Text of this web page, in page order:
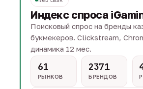
Индекс спроса
Поисковый спрос на бренды
букмекеров. Clickstream,
динамика 12 мес.
61
РЫНКОВ
2371
БРЕНДОВ